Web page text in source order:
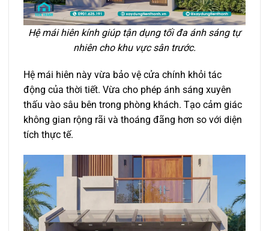
Hệ mái hiên kính giúp tận dụng tối đa ánh sáng tự
nhiên cho khu vực sân trước.
Hệ mái hiên này vừa bảo vệ cửa chính khỏi tác
động của thời tiết. Vừa cho phép ánh sáng xuyên
thấu vào sâu bên trong phòng khách. Tạo cảm giác
không gian rộng rãi và thoáng đãng hơn so với diện
tích thực tế.